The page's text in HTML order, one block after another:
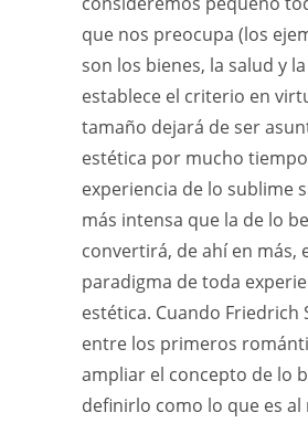
que nos preocupa (los
son los bienes, la salud y
establece el criterio en
tamaño dejará de ser
estética por mucho
experiencia de lo sublime
más intensa que la de lo
convertirá, de ahí en más,
paradigma de toda
estética. Cuando Friedrich
entre los primeros
ampliar el concepto de lo
definirlo como lo que es al